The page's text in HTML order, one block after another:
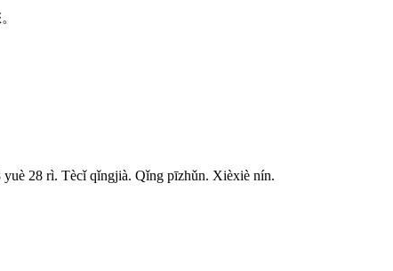
yuè 28 rì. Tècǐ qǐngjià. Qǐng pīzhǔn. Xièxiè nín.